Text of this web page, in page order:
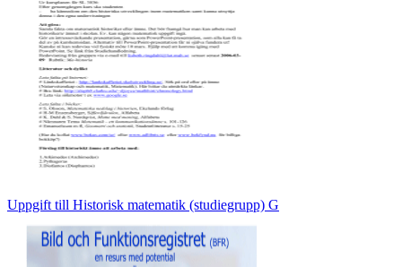
Uppgift till Historisk matematik (studiegrupp) G